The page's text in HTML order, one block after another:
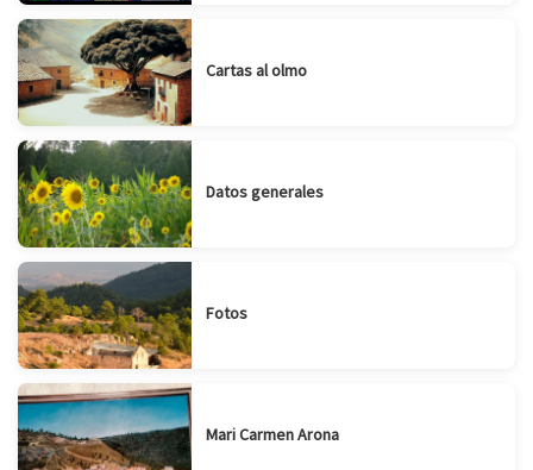
Cartas al olmo
Datos generales
Fotos
Mari Carmen Arona